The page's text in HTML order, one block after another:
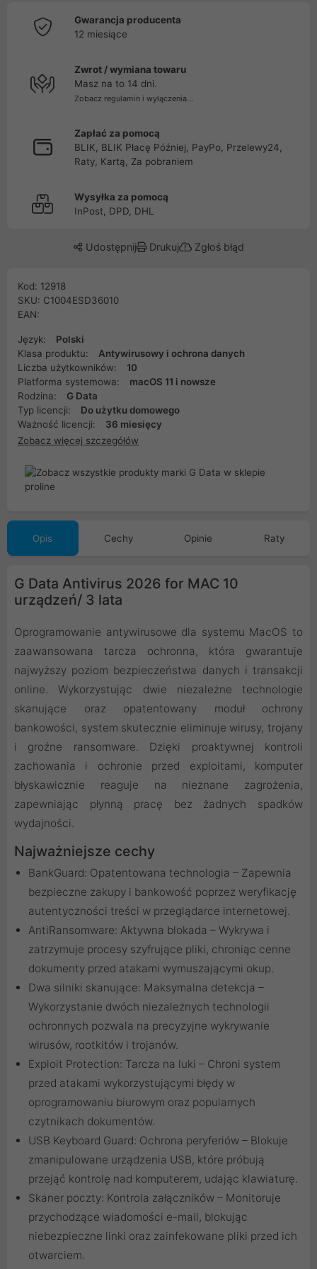
Gwarancja producenta
12 miesiące
Zwrot / wymiana towaru
Masz na to 14 dni.
Zobacz regulamin i wyłączenia...
Zapłać za pomocą
BLIK, BLIK Płacę Później, PayPo, Przelewy24,
Raty, Kartą, Za pobraniem
Wysyłka za pomocą
InPost, DPD, DHL
Udostępnij Drukuj Zgłoś błąd
Kod: 12918
SKU: C1004ESD36010
EAN:
Język:
Polski
Klasa produktu:
Antywirusowy i ochrona danych
Liczba użytkowników:
10
Platforma systemowa:
macOS 11 i nowsze
Rodzina:
G Data
Typ licencji:
Do użytku domowego
Ważność licencji:
36 miesięcy
Zobacz więcej szczegółów
Opis Cechy Opinie Raty
G Data Antivirus 2026 for MAC 10
urządzeń/ 3 lata
Oprogramowanie antywirusowe dla systemu MacOS to
zaawansowana tarcza ochronna, która gwarantuje
najwyższy poziom bezpieczeństwa danych i transakcji
online. Wykorzystując dwie niezależne technologie
skanujące oraz opatentowany moduł ochrony
bankowości, system skutecznie eliminuje wirusy, trojany
i groźne ransomware. Dzięki proaktywnej kontroli
zachowania i ochronie przed exploitami, komputer
błyskawicznie reaguje na nieznane zagrożenia,
zapewniając płynną pracę bez żadnych spadków
wydajności.
Najważniejsze cechy
BankGuard: Opatentowana technologia – Zapewnia
bezpieczne zakupy i bankowość poprzez weryfikację
autentyczności treści w przeglądarce internetowej.
AntiRansomware: Aktywna blokada – Wykrywa i
zatrzymuje procesy szyfrujące pliki, chroniąc cenne
dokumenty przed atakami wymuszającymi okup.
Dwa silniki skanujące: Maksymalna detekcja –
Wykorzystanie dwóch niezależnych technologii
ochronnych pozwala na precyzyjne wykrywanie
wirusów, rootkitów i trojanów.
Exploit Protection: Tarcza na luki – Chroni system
przed atakami wykorzystującymi błędy w
oprogramowaniu biurowym oraz popularnych
czytnikach dokumentów.
USB Keyboard Guard: Ochrona peryferiów – Blokuje
zmanipulowane urządzenia USB, które próbują
przejąć kontrolę nad komputerem, udając klawiaturę.
Skaner poczty: Kontrola załączników – Monitoruje
przychodzące wiadomości e-mail, blokując
niebezpieczne linki oraz zainfekowane pliki przed ich
otwarciem.